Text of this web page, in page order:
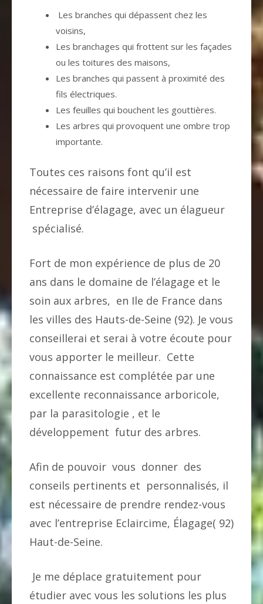
Les branches qui dépassent chez les
voisins,
Les branchages qui frottent sur les façades
ou les toitures des maisons,
Les branches qui passent à proximité des
fils électriques.
Les feuilles qui bouchent les gouttières.
Les arbres qui provoquent une ombre trop
importante.
Toutes ces raisons font qu’il est
nécessaire de faire intervenir une
Entreprise d’élagage, avec un élagueur
spécialisé.
Fort de mon expérience de plus de 20
ans dans le domaine de l’élagage et le
soin aux arbres, en Ile de France dans
les villes des Hauts-de-Seine (92). Je vous
conseillerai et serai à votre écoute pour
vous apporter le meilleur. Cette
connaissance est complétée par une
excellente reconnaissance arboricole,
par la parasitologie , et le
développement futur des arbres.
Afin de pouvoir vous donner des
conseils pertinents et personnalisés, il
est nécessaire de prendre rendez-vous
avec l’entreprise Eclaircime, Élagage( 92)
Haut-de-Seine.
Je me déplace gratuitement pour
étudier avec vous les solutions les plus